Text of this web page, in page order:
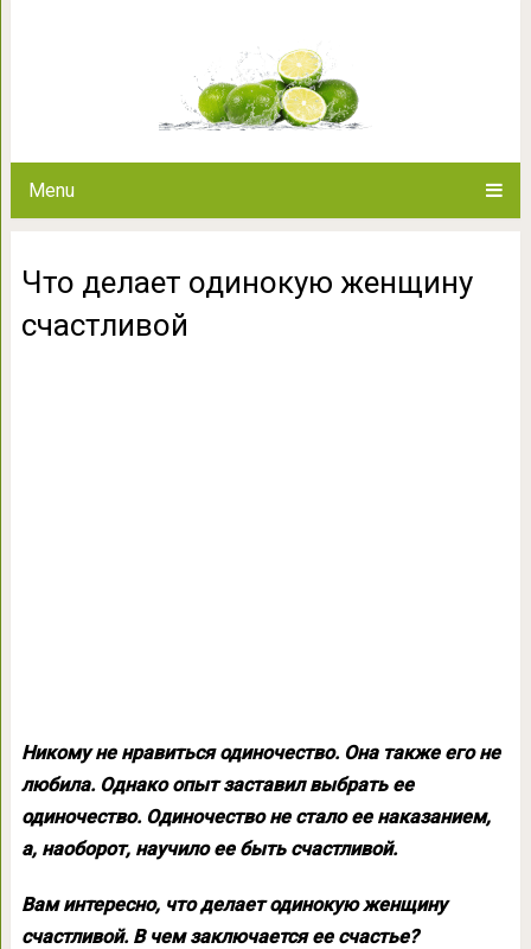
Menu
Что делает одинокую женщину
счастливой
Никому не нравиться одиночество. Она также его не
любила. Однако опыт заставил выбрать ее
одиночество. Одиночество не стало ее наказанием,
а, наоборот, научило ее быть счастливой.
Вам интересно, что делает одинокую женщину
счастливой. В чем заключается ее счастье?